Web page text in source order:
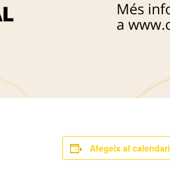
Afegeix al calendari